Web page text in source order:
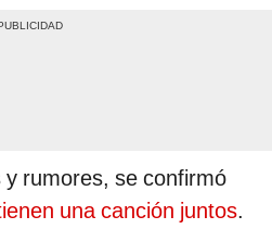
rumores, se confirmó
una canción juntos.